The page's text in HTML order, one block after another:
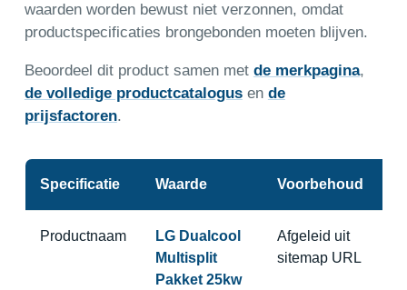
waarden worden bewust niet verzonnen, omdat
productspecificaties brongebonden moeten blijven.
Beoordeel dit product samen met de merkpagina,
de volledige productcatalogusen de
prijsfactoren.
Specificatie Waarde Voorbehoud
Productnaam
LG Dualcool
Multisplit
Pakket 25kw
Afgeleid uit
sitemap URL